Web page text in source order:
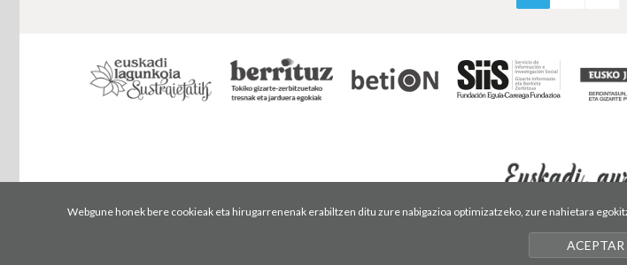
Webgune honek bere cookieak eta hirugarrenenak erabiltzen ditu zure nabigazioa optimizatzeko, zure nahietara
ACEPTAR